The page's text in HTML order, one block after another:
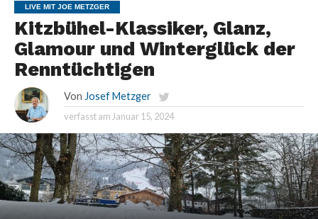
LIVE MIT JOE METZGER
Kitzbühel-Klassiker, Glanz,
Glamour und Winterglück der
Renntüchtigen
Von Josef Metzger
verfasst am Januar 15, 2024